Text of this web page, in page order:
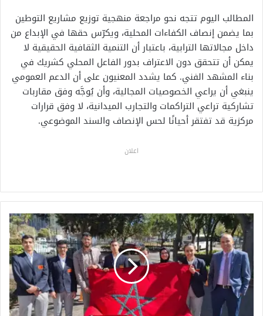
المطالب اليوم تتجه نحو مراجعة منهجية توزيع مشاريع التوطين
بما يضمن إنصاف الكفاءات المحلية، ويكرّس حقها في الإبداع من
داخل مجالاتها الترابية، باعتبار أن التنمية الثقافية الحقيقية لا
يمكن أن تتحقق دون الاعتراف بدور الفاعل المحلي كشريك في
بناء المشهد الفني. كما يشدد المعنيون على أن الدعم العمومي
ينبغي أن يراعي الخصوصيات المجالية، وأن يُوجَّه وفق مقاربات
تشاركية تراعي التراكمات والتجارب الميدانية، لا وفق قرارات
مركزية قد تفتقر أحيانًا لحس الإنصاف والسند الموضوعي.
اعلان
ا
ل
غ
ر
ب